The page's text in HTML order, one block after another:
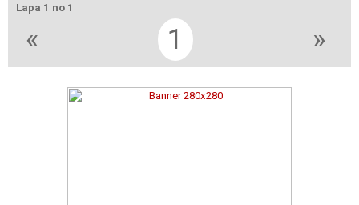
Lapa 1 no 1
« 1 »